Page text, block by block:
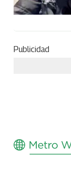
Publicidad